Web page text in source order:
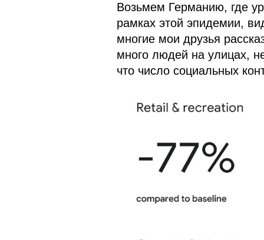
Возьмем Германию, где
рамках этой эпидемии,
многие мои друзья
много людей на улицах,
что число социальных